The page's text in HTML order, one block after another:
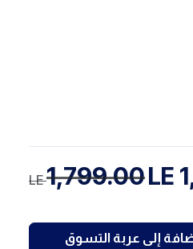
إلى عربة التسوق
1,799.00
LE